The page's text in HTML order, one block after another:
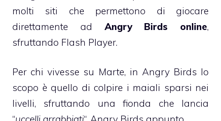
molti siti che permettono di giocare
direttamente ad Angry Birds online,
sfruttando Flash Player.
Per chi vivesse su Marte, in Angry Birds lo
scopo è quello di colpire i maiali sparsi nei
livelli, sfruttando una fionda che lancia